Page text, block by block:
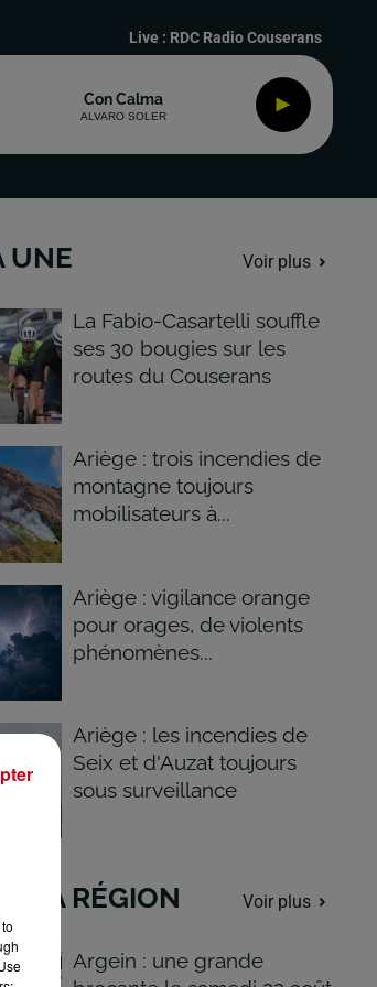
Live : RDC Radio Couserans
Con Calma
ALVARO SOLER
UNE Voir plus
La Fabio-Casartelli souffle
ses 30 bougies sur les
routes du Couserans
Ariège : trois incendies de
montagne toujours
mobilisateurs à...
Ariège : vigilance orange
pour orages, de violents
phénomènes...
Ariège : les incendies de
Seix et d'Auzat toujours
sous surveillance
LA RÉGION Voir plus
Argein : une grande